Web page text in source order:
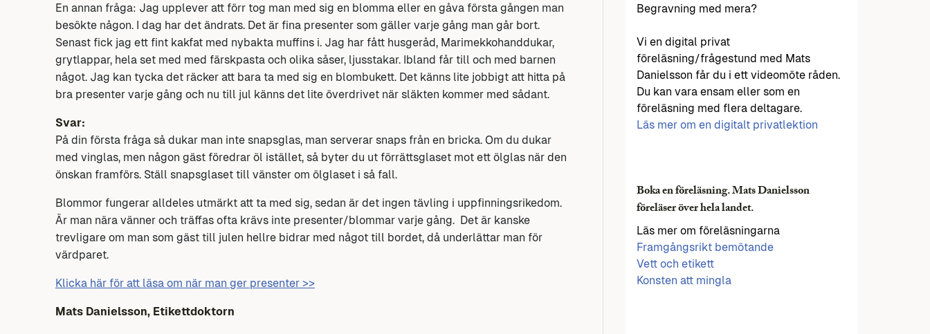
En annan fråga: Jag upplever att förr tog man med sig en blomma eller en gåva första gången man
besökte någon. I dag har det ändrats. Det är fina presenter som gäller varje gång man går bort.
Senast fick jag ett fint kakfat med nybakta muffins i. Jag har fått husgeråd, Marimekkohanddukar,
grytlappar, hela set med med färskpasta och olika såser, ljusstakar. Ibland får till och med barnen
något. Jag kan tycka det räcker att bara ta med sig en blombukett. Det känns lite jobbigt att hitta på
bra presenter varje gång och nu till jul känns det lite överdrivet när släkten kommer med sådant.
Svar:
På din första fråga så dukar man inte snapsglas, man serverar snaps från en bricka. Om du dukar
med vinglas, men någon gäst föredrar öl istället, så byter du ut förrättsglaset mot ett ölglas när den
önskan framförs. Ställ snapsglaset till vänster om ölglaset i så fall.
Blommor fungerar alldeles utmärkt att ta med sig, sedan är det ingen tävling i uppfinningsrikedom.
Är man nära vänner och träffas ofta krävs inte presenter/blommar varje gång. Det är kanske
trevligare om man som gäst till julen hellre bidrar med något till bordet, då underlättar man för
värdparet.
Klicka här för att läsa om när man ger presenter >>
Mats Danielsson, Etikettdoktorn
Begravning med mera?
Vi en digital privat
föreläsning/frågestund med Mats
Danielsson får du i ett videomöte råden.
Du kan vara ensam eller som en
föreläsning med flera deltagare.
Läs mer om en digitalt privatlektion
Boka en föreläsning. Mats Danielsson
föreläser över hela landet.
Läs mer om föreläsningarna
Framgångsrikt bemötande
Vett och etikett
Konsten att mingla